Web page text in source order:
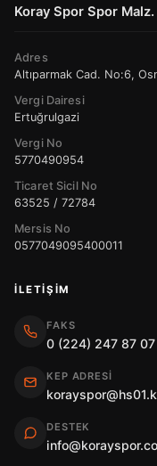
Koray Spor Spor
Adres
Altıparmak Cad. No:6,
Vergi Dairesi
Ertuğrulgazi
Vergi No
5770490954
Ticaret Sicil No
63525 / 72784
Mersis No
0577049095400011
İLETIŞIM
FAKS
0 (224) 247 87 07
KEP ADRESI
DESTEK